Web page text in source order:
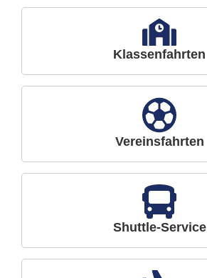
Klassenfahrten
Vereinsfahrten
Shuttle-Service